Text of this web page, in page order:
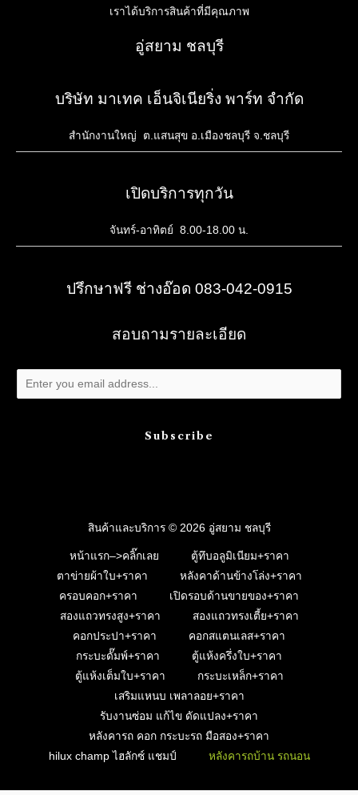
เราได้บริการสินค้าที่มีคุณภาพ
อู่สยาม ชลบุรี
บริษัท มาเทค เอ็นจิเนียริ่ง พาร์ท จำกัด
สำนักงานใหญ่ ต.แสนสุข อ.เมืองชลบุรี จ.ชลบุรี
เปิดบริการทุกวัน
จันทร์-อาทิตย์ 8.00-18.00 น.
ปรึกษาฟรี ช่างอ๊อด 083-042-0915
สอบถามรายละเอียด
Subscribe
สินค้าและบริการ © 2026 อู่สยาม ชลบุรี
หน้าแรก–>คลิ๊กเลย
ตู้ทึบอลูมิเนียม+ราคา
ตาข่ายผ้าใบ+ราคา
หลังคาด้านข้างโล่ง+ราคา
ครอบคอก+ราคา
เปิดรอบด้านขายของ+ราคา
สองแถวทรงสูง+ราคา
สองแถวทรงเตี้ย+ราคา
คอกประปา+ราคา
คอกสแตนเลส+ราคา
กระบะดั๊มพ์+ราคา
ตู้แห้งครึ่งใบ+ราคา
ตู้แห้งเต็มใบ+ราคา
กระบะเหล็ก+ราคา
เสริมแหนบ เพลาลอย+ราคา
รับงานซ่อม แก้ไข ดัดแปลง+ราคา
หลังคารถ คอก กระบะรถ มือสอง+ราคา
hilux champ ไฮลักซ์ แชมป์
หลังคารถบ้าน รถนอน